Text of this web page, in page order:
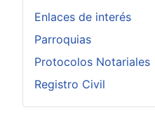
Enlaces de interés
Parroquias
Protocolos Notariales
Registro Civil